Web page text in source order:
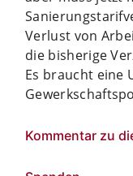
Verlust von
die bisherige
Es braucht eine
Kommentar zu